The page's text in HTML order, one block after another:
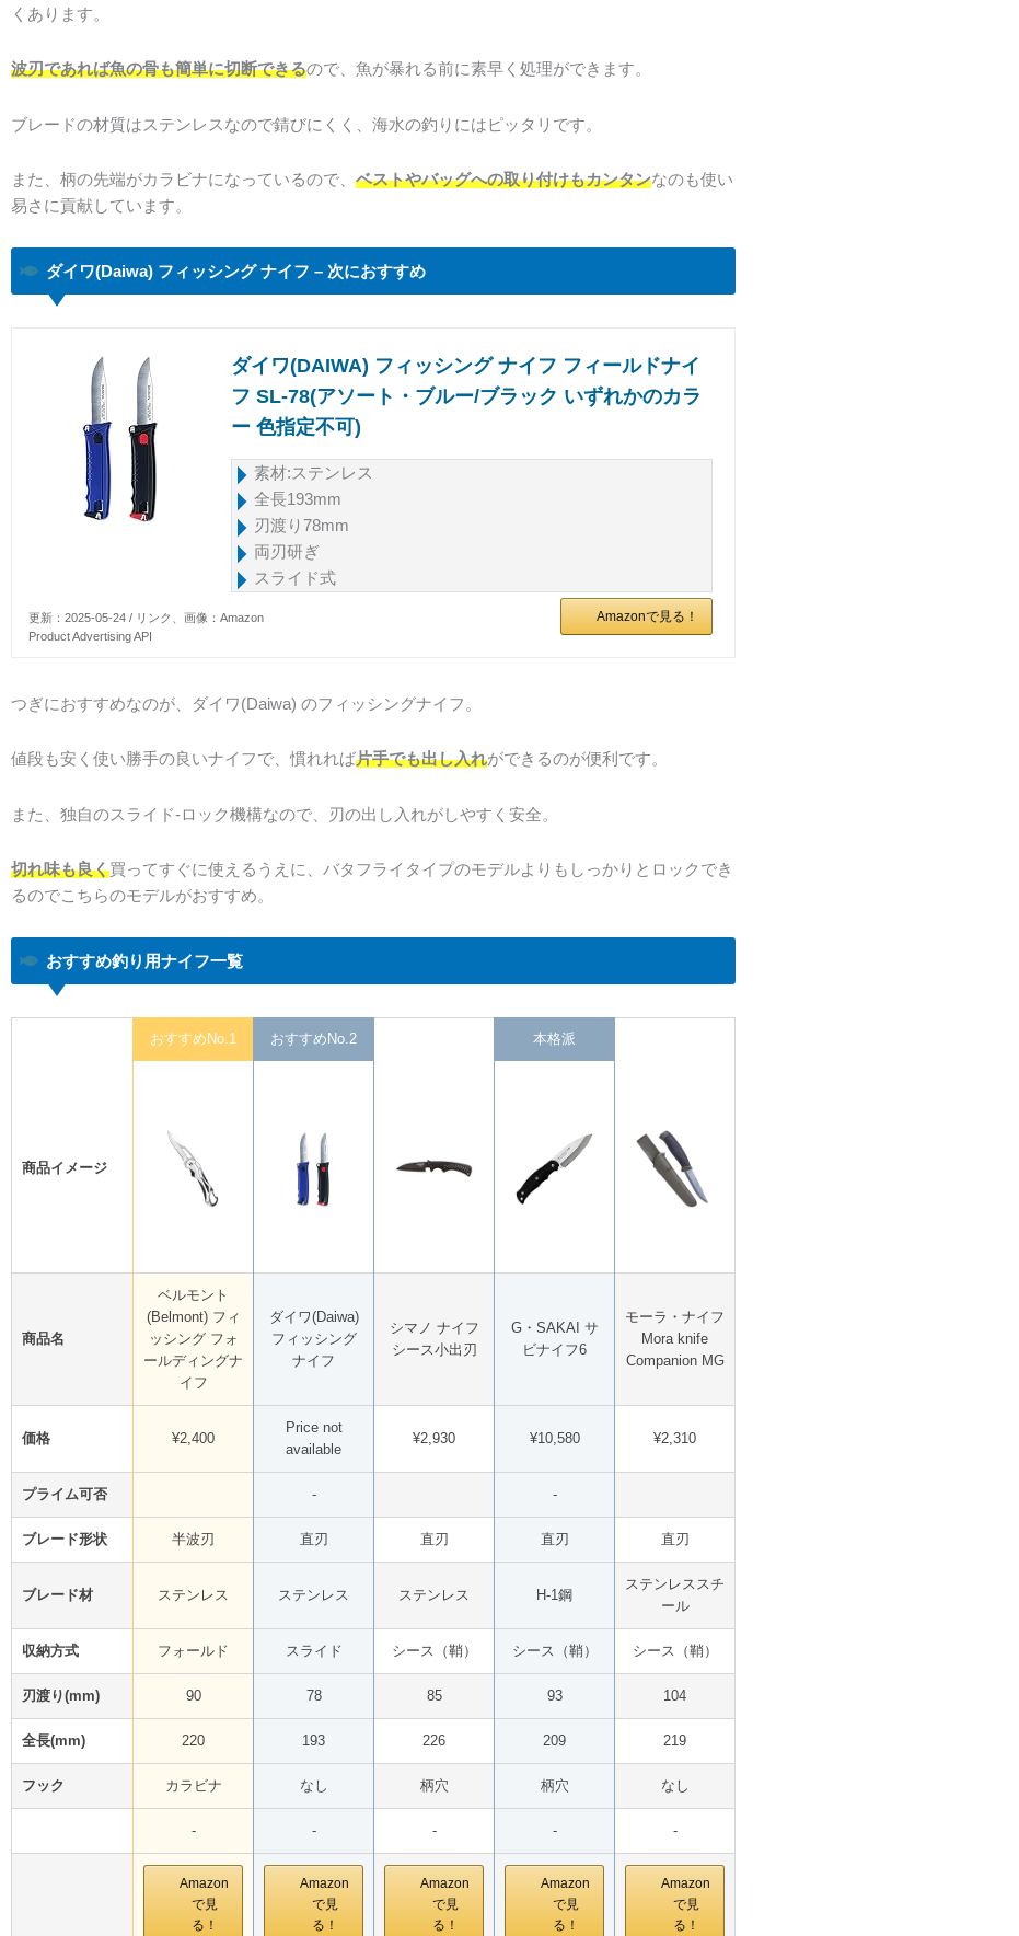
くあります。
波刃であれば魚の骨も簡単に切断できるので、魚が暴れる前に素早く処理ができます。
ブレードの材質はステンレスなので錆びにくく、海水の釣りにはピッタリです。
また、柄の先端がカラビナになっているので、 ベストやバッグへの取り付けもカンタンなのも使い
易さに貢献しています。
ダイワ(Daiwa) フィッシング ナイフ – 次におすすめ
ダイワ(DAIWA) フィッシング ナイフ フィールドナイ
フ SL-78(アソート・ブルー/ブラック いずれかのカラ
ー 色指定不可)
素材:ステンレス
全長193mm
刃渡り78mm
両刃研ぎ
スライド式
Amazonで見る！
更新：2025-05-24 / リンク、画像：Amazon
Product Advertising API
つぎにおすすめなのが、ダイワ(Daiwa) のフィッシングナイフ。
値段も安く使い勝手の良いナイフで、慣れれば片手でも出し入れができるのが便利です。
また、独自のスライド-ロック機構なので、刃の出し入れがしやすく安全。
切れ味も良く買ってすぐに使えるうえに、バタフライタイプのモデルよりもしっかりとロックでき
るのでこちらのモデルがおすすめ。
おすすめ釣り用ナイフ一覧
商品イメージ
おすすめNo.1 おすすめNo.2 本格派
商品名
ベルモント
(Belmont) フィ
ッシング フォ
ールディングナ
イフ
ダイワ(Daiwa)
フィッシング
ナイフ
シマノ ナイフ
シース小出刃
G・SAKAI サ
ビナイフ6
モーラ・ナイフ
Mora knife
Companion MG
価格 ¥2,400
Price not
available
¥2,930 ¥10,580 ¥2,310
プライム可否 - -
ブレード形状 半波刃 直刃 直刃 直刃 直刃
ブレード材 ステンレス ステンレス ステンレス H-1鋼
ステンレススチ
ール
収納方式 フォールド スライド シース（鞘） シース（鞘） シース（鞘）
刃渡り(mm) 90 78 85 93 104
全長(mm) 220 193 226 209 219
フック カラビナ なし 柄穴 柄穴 なし
- - - - -
Amazon
で見
る！
Amazon
で見
る！
Amazon
で見
る！
Amazon
で見
る！
Amazon
で見
る！